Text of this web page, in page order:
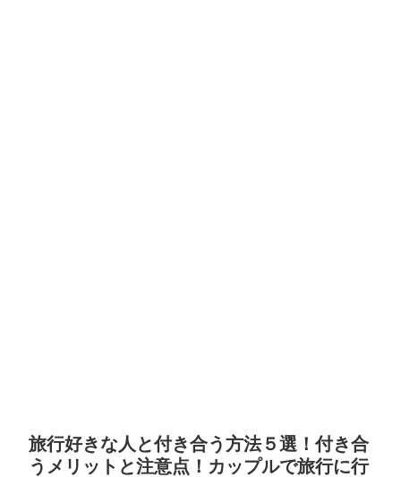
旅行好きな人と付き合う方法５選！付き合
うメリットと注意点！カップルで旅行に行